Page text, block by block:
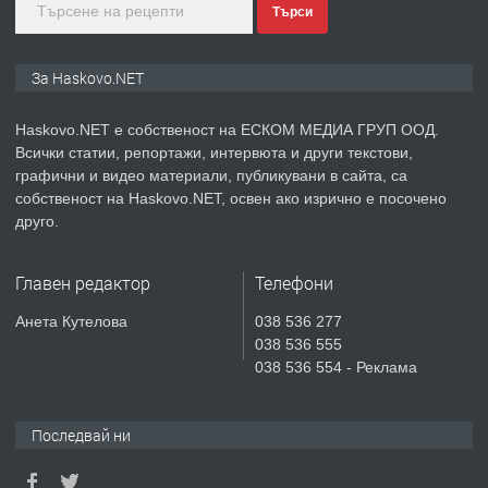
преди 5 дни
ПРЕДЛАГА СГЛОБЯВАНЕ НА МЕБЕЛИ.
№4119 Едностаен обзаведен
Търси
За Haskovo.NET
Haskovo.NET е собственост на ЕСКОМ МЕДИА ГРУП ООД.
Всички статии, репортажи, интервюта и други текстови,
графични и видео материали, публикувани в сайта, са
собственост на Haskovo.NET, освен ако изрично е посочено
друго.
Главен редактор
Анета Кутелова
Телефони
038 536 277
038 536 555
038 536 554 - Реклама
Последвай ни